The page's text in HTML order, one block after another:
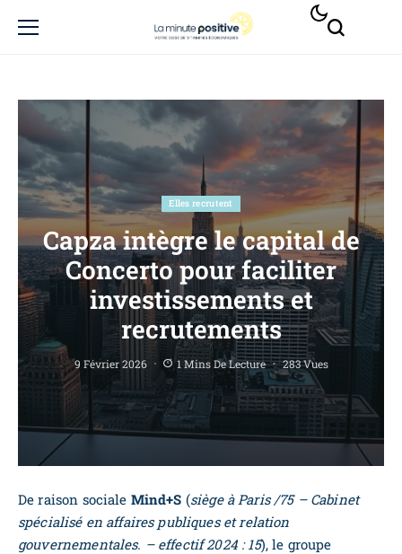
Elles recrutent
Capza intègre le capital de
Concerto pour faciliter
investissements et
recrutements
9 Février 2026 1 Mins De Lecture 283 Vues
De raison sociale Mind+S (siège à Paris /75 – Cabinet
spécialisé en affaires publiques et relation
gouvernementales. – effectif 2024 : 15), le groupe